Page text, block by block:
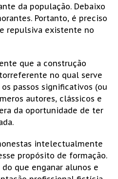
da população. Debaixo
Portanto, é preciso
repulsiva existente no
que a construção
no qual serve
passos significativos (ou
autores, clássicos e
da oportunidade de ter
intelectualmente
propósito de formação.
que enganar alunos e